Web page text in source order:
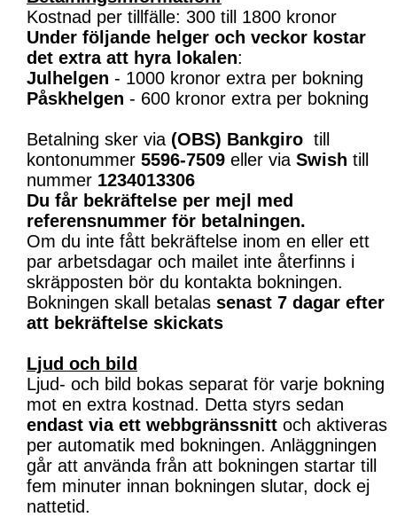
Kostnad per tillfälle: 300 till 1800 kronor
Under följande helger och veckor kostar
det extra att hyra lokalen:
Julhelgen - 1000 kronor extra per bokning
Påskhelgen - 600 kronor extra per bokning
Betalning sker via (OBS) Bankgiro till
kontonummer 5596-7509 eller via Swish till
nummer 1234013306
Du får bekräftelse per mejl med
referensnummer för betalningen.
Om du inte fått bekräftelse inom en eller ett
par arbetsdagar och mailet inte återfinns i
skräpposten bör du kontakta bokningen.
Bokningen skall betalas senast 7 dagar efter
att bekräftelse skickats
Ljud och bild
Ljud- och bild bokas separat för varje bokning
mot en extra kostnad. Detta styrs sedan
endast via ett webbgränssnitt och aktiveras
per automatik med bokningen. Anläggningen
går att använda från att bokningen startar till
fem minuter innan bokningen slutar, dock ej
nattetid.